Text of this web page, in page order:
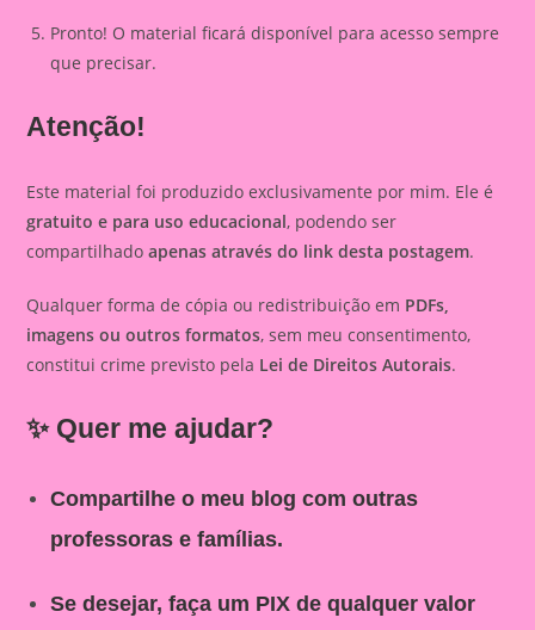
Pronto! O material ficará disponível para acesso sempre
que precisar.
Atenção!
Este material foi produzido exclusivamente por mim. Ele é
gratuito e para uso educacional, podendo ser
compartilhadoapenas através do link desta postagem.
Qualquer forma de cópia ou redistribuição em PDFs,
imagens ou outros formatos, sem meu consentimento,
constitui crime previsto pela Lei de Direitos Autorais.
✨ Quer me ajudar?
Compartilhe o meu blog com outras
professoras e famílias.
Se desejar, faça um PIX de qualquer valor